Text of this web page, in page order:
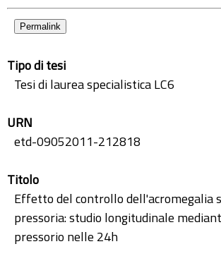
Permalink
Tipo di tesi
Tesi di laurea specialistica LC6
URN
etd-09052011-212818
Titolo
Effetto del controllo dell'acromegalia
pressoria: studio longitudinale
pressorio nelle 24h